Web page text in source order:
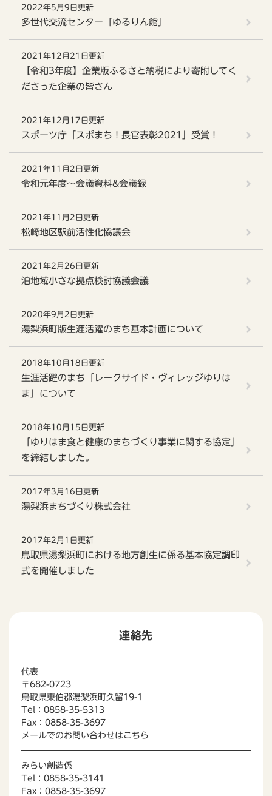
2022年5月9日更新
多世代交流センター「ゆるりん館」
2021年12月21日更新
【令和3年度】企業版ふるさと納税により寄附してく
ださった企業の皆さん
2021年12月17日更新
スポーツ庁「スポまち！長官表彰2021」受賞！
2021年11月2日更新
令和元年度～会議資料&会議録
2021年11月2日更新
松崎地区駅前活性化協議会
2021年2月26日更新
泊地域小さな拠点検討協議会議
2020年9月2日更新
湯梨浜町版生涯活躍のまち基本計画について
2018年10月18日更新
生涯活躍のまち「レークサイド・ヴィレッジゆりは
ま」について
2018年10月15日更新
「ゆりはま食と健康のまちづくり事業に関する協定」
を締結しました。
2017年3月16日更新
湯梨浜まちづくり株式会社
2017年2月1日更新
鳥取県湯梨浜町における地方創生に係る基本協定調印
式を開催しました
連絡先
代表
〒682-0723
鳥取県東伯郡湯梨浜町久留19-1
Tel：0858-35-5313
Fax：0858-35-3697
メールでのお問い合わせはこちら
みらい創造係
Tel：0858-35-3141
Fax：0858-35-3697